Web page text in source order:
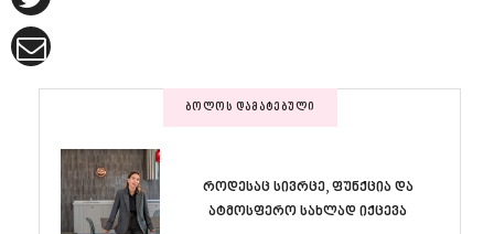
ᲑᲝᲚᲝᲡ ᲓᲐᲛᲐᲢᲔᲑᲣᲚᲘ
როდესაც სივრცე, ფუნქცია და
ატმოსფერო სახლად იქცევა